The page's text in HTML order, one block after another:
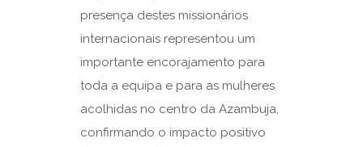
presença destes missionários
internacionais representou um
importante encorajamento para
toda a equipa e para as mulheres
acolhidas no centro da Azambuja,
confirmando o impacto positivo